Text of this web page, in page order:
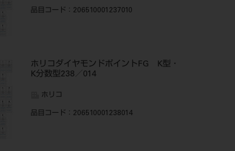
品目コード ：206510001237010
ホリコダイヤモンドポイントFG K型・
K分数型238／014
ホリコ
品目コード ：206510001238014